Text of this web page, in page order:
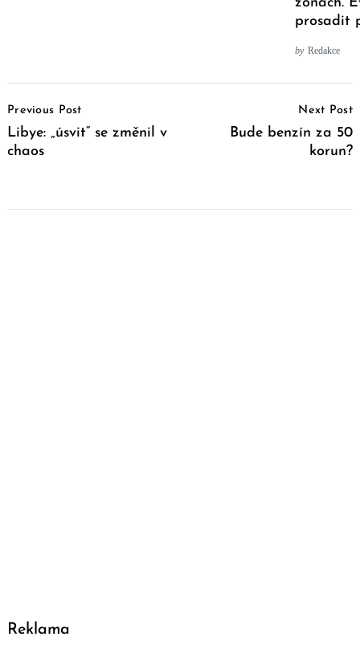
prosadit
by Redakce
Navigation
Previous Post
Libye: „úsvit“ se změnil v
chaos
Next Post
Bude benzín za 50
korun?
Reklama